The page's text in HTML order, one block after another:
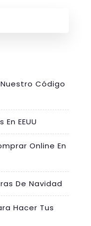
Código
EEUU
Online En
De Navidad
Hacer Tus